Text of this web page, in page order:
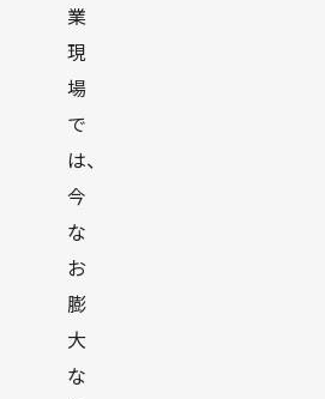
業
現
場
で
は、
今
な
お
膨
大
な